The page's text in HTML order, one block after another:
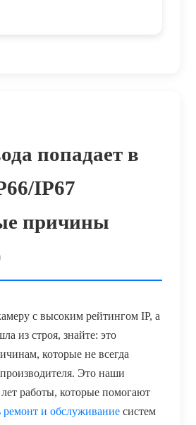
попадает в
IP67
причины
с высоким рейтингом IP, а
из строя, знайте: это
которые не всегда
Это наши
работы, которые помогают
ремонт и обслуживание систем